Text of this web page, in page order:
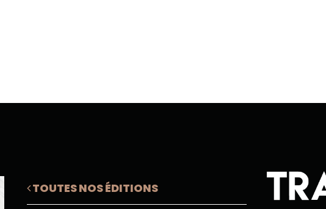
TOUTES NOS ÉDITIONS